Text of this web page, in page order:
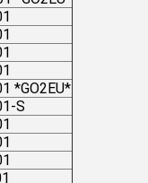
*GO2EU*
S